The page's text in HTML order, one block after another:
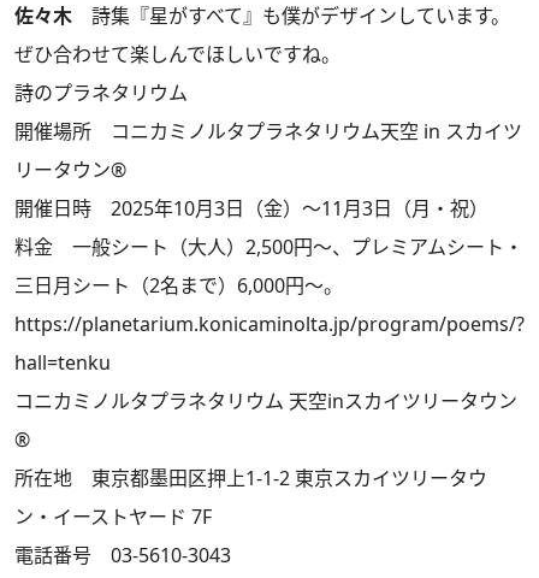
佐々木 詩集『星がすべて』も僕がデザインしています。
ぜひ合わせて楽しんでほしいですね。
詩のプラネタリウム
開催場所 コニカミノルタプラネタリウム天空 in スカイツ
リータウン®
開催日時 2025年10月3日（金）～11月3日（月・祝）
料金 一般シート（大人）2,500円～、プレミアムシート・
三日月シート（2名まで）6,000円～。
https://planetarium.konicaminolta.jp/program/poems/?
hall=tenku
コニカミノルタプラネタリウム 天空inスカイツリータウン
®
所在地 東京都墨田区押上1-1-2 東京スカイツリータウ
ン・イーストヤード 7F
電話番号 03-5610-3043